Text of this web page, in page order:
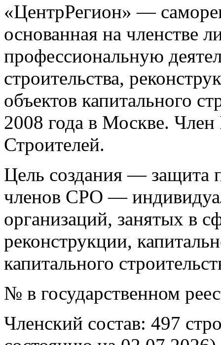
«ЦентрРегион» —
основанная на членстве
профессиональную
строительства,
объектов капитального
2008 года в Москве.
Строителей.
Цель создания — защита
членов СРО —
организаций, занятых в
реконструкции,
капитального
№ в государственном
Членский состав: 497